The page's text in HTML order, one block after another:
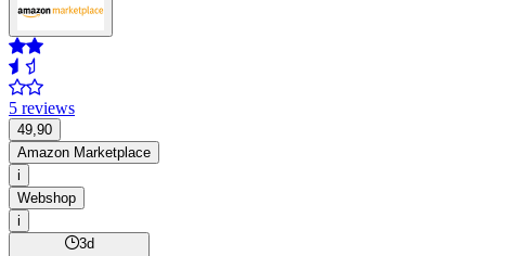
5 reviews
49,90
Amazon Marketplace
i
Webshop
i
3d